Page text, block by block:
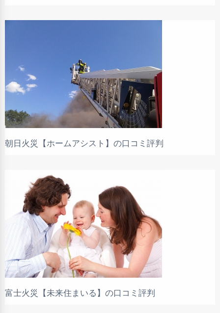
朝日火災【ホームアシスト】の口コミ評判
富士火災【未来住まいる】の口コミ評判